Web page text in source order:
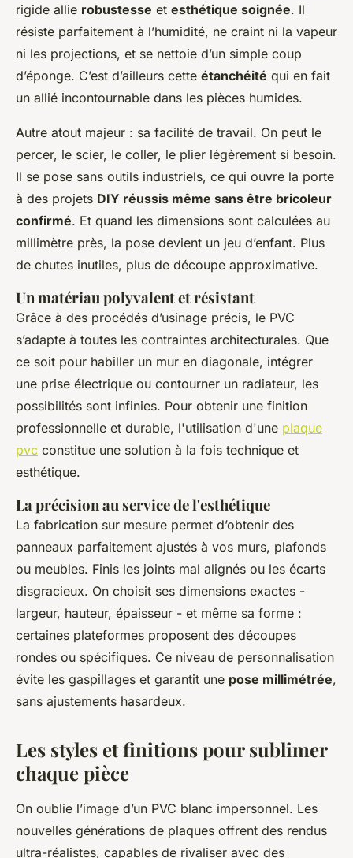
rigide allie robustesse et esthétique soignée. Il
résiste parfaitement à l’humidité, ne craint ni la vapeur
ni les projections, et se nettoie d’un simple coup
d’éponge. C’est d’ailleurs cette étanchéité qui en fait
un allié incontournable dans les pièces humides.
Autre atout majeur : sa facilité de travail. On peut le
percer, le scier, le coller, le plier légèrement si besoin.
Il se pose sans outils industriels, ce qui ouvre la porte
à des projets DIY réussis même sans être bricoleur
confirmé. Et quand les dimensions sont calculées au
millimètre près, la pose devient un jeu d’enfant. Plus
de chutes inutiles, plus de découpe approximative.
Un matériau polyvalent et résistant
Grâce à des procédés d’usinage précis, le PVC
s’adapte à toutes les contraintes architecturales. Que
ce soit pour habiller un mur en diagonale, intégrer
une prise électrique ou contourner un radiateur, les
possibilités sont infinies. Pour obtenir une finition
professionnelle et durable, l'utilisation d'une plaque
pvc constitue une solution à la fois technique et
esthétique.
La précision au service de l'esthétique
La fabrication sur mesure permet d’obtenir des
panneaux parfaitement ajustés à vos murs, plafonds
ou meubles. Finis les joints mal alignés ou les écarts
disgracieux. On choisit ses dimensions exactes -
largeur, hauteur, épaisseur - et même sa forme :
certaines plateformes proposent des découpes
rondes ou spécifiques. Ce niveau de personnalisation
évite les gaspillages et garantit une pose millimétrée,
sans ajustements hasardeux.
Les styles et finitions pour sublimer
chaque pièce
On oublie l’image d’un PVC blanc impersonnel. Les
nouvelles générations de plaques offrent des rendus
ultra-réalistes, capables de rivaliser avec des